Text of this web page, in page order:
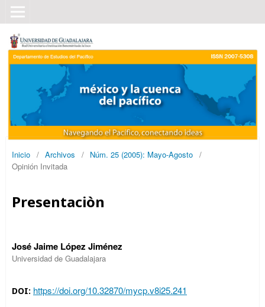
Inicio / Archivos / Núm. 25 (2005): Mayo-Agosto /
Opinión Invitada
Presentaciòn
José Jaime López Jiménez
Universidad de Guadalajara
DOI: https://doi.org/10.32870/mycp.v8i25.241